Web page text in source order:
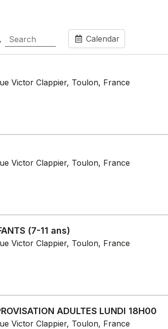
Calendar
Victor Clappier, Toulon, France
Victor Clappier, Toulon, France
(7-11 ans)
Victor Clappier, Toulon, France
ADULTES LUNDI 18H00
Victor Clappier, Toulon, France